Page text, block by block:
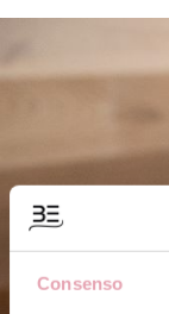
Consenso